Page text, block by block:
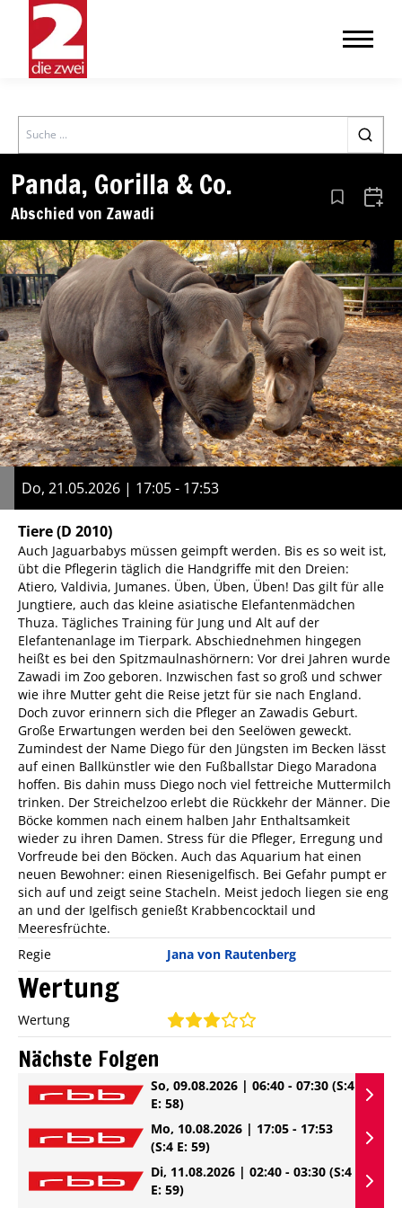
Search
Panda, Gorilla & Co.
Abschied von Zawadi Aus den
Do, 21.05.2026 | 17:05 - 17:53
Tiere(D 2010)
Auch Jaguarbabys müssen geimpft werden. Bis es so weit ist,
übt die Pflegerin täglich die Handgriffe mit den Dreien:
Atiero, Valdivia, Jumanes. Üben, Üben, Üben! Das gilt für alle
Jungtiere, auch das kleine asiatische Elefantenmädchen
Thuza. Tägliches Training für Jung und Alt auf der
Elefantenanlage im Tierpark. Abschiednehmen hingegen
heißt es bei den Spitzmaulnashörnern: Vor drei Jahren wurde
Zawadi im Zoo geboren. Inzwischen fast so groß und schwer
wie ihre Mutter geht die Reise jetzt für sie nach England.
Doch zuvor erinnern sich die Pfleger an Zawadis Geburt.
Große Erwartungen werden bei den Seelöwen geweckt.
Zumindest der Name Diego für den Jüngsten im Becken lässt
auf einen Ballkünstler wie den Fußballstar Diego Maradona
hoffen. Bis dahin muss Diego noch viel fettreiche Muttermilch
trinken. Der Streichelzoo erlebt die Rückkehr der Männer. Die
Böcke kommen nach einem halben Jahr Enthaltsamkeit
wieder zu ihren Damen. Stress für die Pfleger, Erregung und
Vorfreude bei den Böcken. Auch das Aquarium hat einen
neuen Bewohner: einen Riesenigelfisch. Bei Gefahr pumpt er
sich auf und zeigt seine Stacheln. Meist jedoch liegen sie eng
an und der Igelfisch genießt Krabbencocktail und
Meeresfrüchte.
Regie
Jana von Rautenberg
Wertung
Wertung
Nächste Folgen
So, 09.08.2026 | 06:40 - 07:30 (S:4
E: 58)
Mo, 10.08.2026 | 17:05 - 17:53
(S:4 E: 59)
Di, 11.08.2026 | 02:40 - 03:30 (S:4
E: 59)